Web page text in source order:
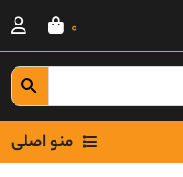
0
منو اصلی